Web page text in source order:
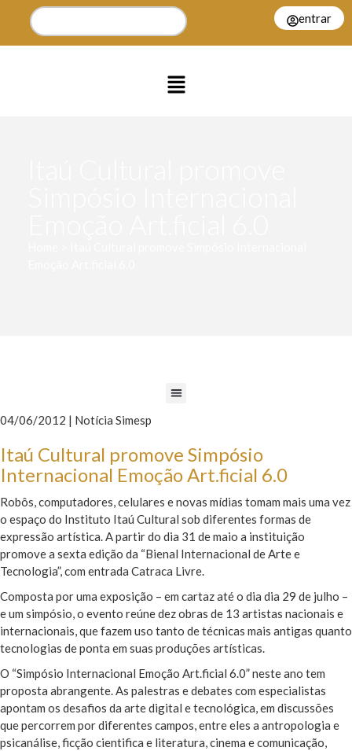
entrar
04/06/2012 | Notícia Simesp
Itaú Cultural promove Simpósio
Internacional Emoção Art.ficial 6.0
Robôs, computadores, celulares e novas mídias tomam mais uma vez
o espaço do Instituto Itaú Cultural sob diferentes formas de
expressão artística. A partir do dia 31 de maio a instituição
promove a sexta edição da “Bienal Internacional de Arte e
Tecnologia”, com entrada Catraca Livre.
Composta por uma exposição – em cartaz até o dia dia 29 de julho –
e um simpósio, o evento reúne dez obras de 13 artistas nacionais e
internacionais, que fazem uso tanto de técnicas mais antigas quanto
tecnologias de ponta em suas produções artísticas.
O “Simpósio Internacional Emoção Art.ficial 6.0” neste ano tem
proposta abrangente. As palestras e debates com especialistas
apontam os desafios da arte digital e tecnológica, em discussões
que percorrem por diferentes campos, entre eles a antropologia e
psicanálise, ficção cientifica e literatura, cinema e comunicação,